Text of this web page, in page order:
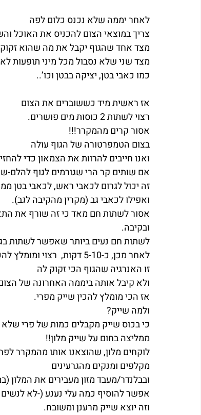
לאחר יממה שלא נכנס כלום לפה
צריך במוצאי הצום להכניס את האוכל
מצד אחד שהגוף יקבל את מה שהוא זקוק
מצד שני שלא נסבול מכל מיני תופעות
כמו כאבי בטן, יציקה בבטן וכו’..
אז ראשית מיד כששוברים את הצום
רצוי לשתות 2 כוסות מים פושרים.
אסור קרים מהמקרר!!!
בצום הטמפרטורה של הגוף עולה
ואנו חייבים להרוות את הצמאון כדי
אם שותים קר הרי שגורמים לגוף להלם-
זה יכול לגרום לכאבי ראש, לכאבי בטן
ואפילו לכאבי גב (מקרין מהקיבה לגב).
אסור לשתות חם מאד כי זה שורף את
ובקיבה.
לשתות חם נעים ביותר שאפשר לשתות
לאחר מכן, כ-5-10 דקות,  רצוי ומומלץ להכניס סוכר לגוף
זו האנרגיה שהגוף הכי זקוק לה
ולא קיבל אותה ביממה האחרונה של
אז הכי מומלץ להכין שייק מפרי.
ולמה שייק?
כי בכוס שייק מקבלים כמות של פרי שלא
ממליצה בחום על שייק מלון!!
לוקחים מלון, שהוצאנו אותו מהמקרר
מקלפים ומנקים מהגרעינים
ובבלנדר/מעבד מזון מעבירים את המלון
אפשר להוסיף כמה עלי נענע (-לא
וזה יוצא שייק מרענן ומשובח.